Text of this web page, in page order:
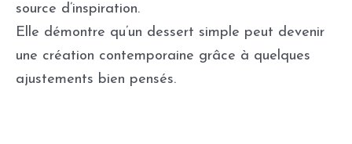
source d’inspiration.
Elle démontre qu’un dessert simple peut devenir
une création contemporaine grâce à quelques
ajustements bien pensés.